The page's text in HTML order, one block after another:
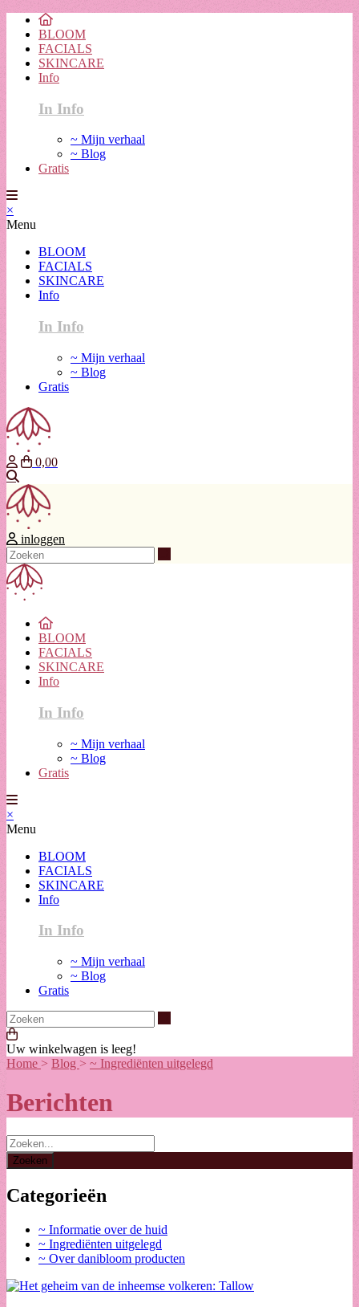
BLOOM
FACIALS
SKINCARE
Info
In Info
~ Mijn verhaal
~ Blog
Gratis
×
Menu
BLOOM
FACIALS
SKINCARE
Info
In Info
~ Mijn verhaal
~ Blog
Gratis
0,00
inloggen
BLOOM
FACIALS
SKINCARE
Info
In Info
~ Mijn verhaal
~ Blog
Gratis
×
Menu
BLOOM
FACIALS
SKINCARE
Info
In Info
~ Mijn verhaal
~ Blog
Gratis
Uw winkelwagen is leeg!
Home > Blog > ~ Ingrediënten uitgelegd
Berichten
Categorieën
~ Informatie over de huid
~ Ingrediënten uitgelegd
~ Over danibloom producten